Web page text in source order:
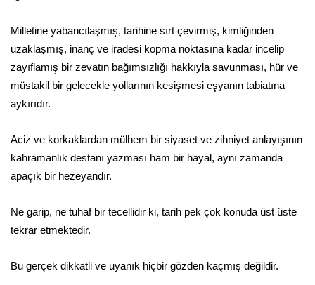
Milletine yabancılaşmış, tarihine sırt çevirmiş, kimliğinden
uzaklaşmış, inanç ve iradesi kopma noktasına kadar incelip
zayıflamış bir zevatın bağımsızlığı hakkıyla savunması, hür ve
müstakil bir gelecekle yollarının kesişmesi eşyanın tabiatına
aykırıdır.
Aciz ve korkaklardan mülhem bir siyaset ve zihniyet anlayışının
kahramanlık destanı yazması ham bir hayal, aynı zamanda
apaçık bir hezeyandır.
Ne garip, ne tuhaf bir tecellidir ki, tarih pek çok konuda üst üste
tekrar etmektedir.
Bu gerçek dikkatli ve uyanık hiçbir gözden kaçmış değildir.